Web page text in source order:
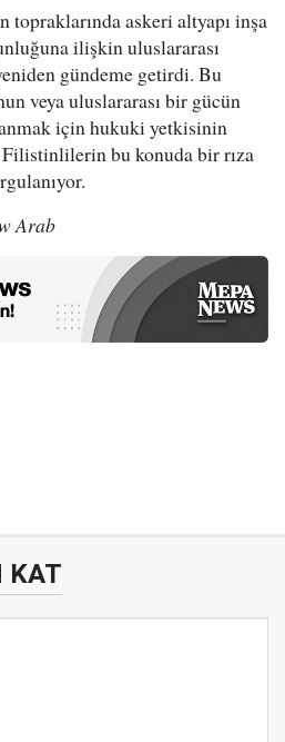
askeri altyapı inşa
ilişkin uluslararası
gündeme getirdi. Bu
veya uluslararası bir gücün
için hukuki yetkisinin
Filistinlilerin bu konuda bir rıza
Arab
KAT